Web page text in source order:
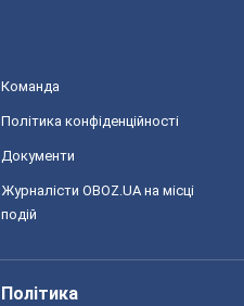
Команда
Політика конфіденційності
Документи
Журналісти OBOZ.UA на місці
подій
Політика